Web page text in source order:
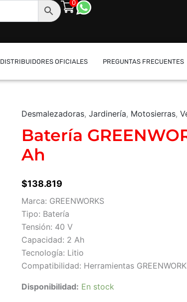
0
DISTRIBUIDORES OFICIALES PREGUNTAS FRECUENTES
Desmalezadoras, Jardinería, Motosierras,
Batería
Ah
$138.819
Marca: GREENWORKS
Tipo: Batería
Tensión: 40 V
Capacidad: 2 Ah
Tecnología: Litio
Compatibilidad: Herramientas
Disponibilidad: En stock
Batería
40
V
Ah